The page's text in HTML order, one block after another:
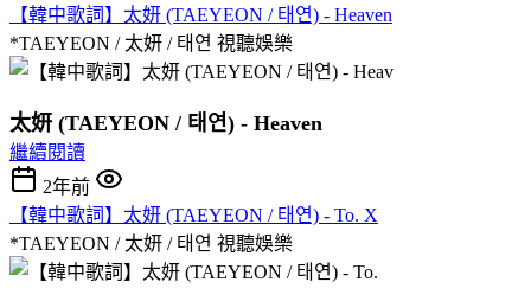
【韓中歌詞】太妍 (TAEYEON / 태연) - Heaven
*TAEYEON / 太妍 / 태연 視聽娛樂
太妍 (TAEYEON / 태연) - Heaven
繼續閱讀
2年前
【韓中歌詞】太妍 (TAEYEON / 태연) - To. X
*TAEYEON / 太妍 / 태연 視聽娛樂